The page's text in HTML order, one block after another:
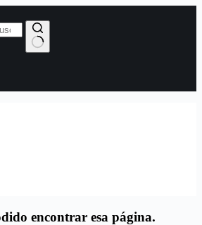
encontrar esa página.